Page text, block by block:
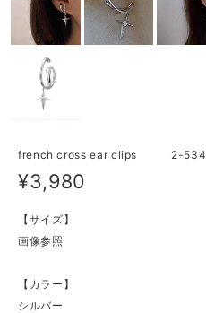
french cross ear clips 2-534
¥3,980
【サイズ】
画像参照
【カラー】
シルバー